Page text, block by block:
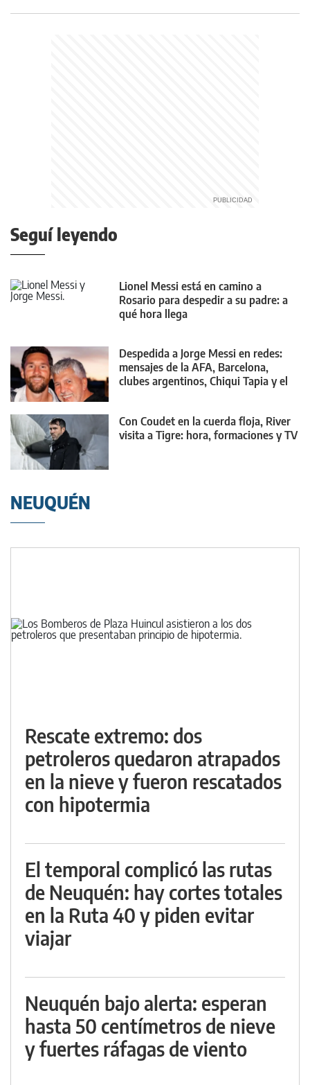
Seguí leyendo
Lionel Messi está en camino a
Rosario para despedir a su padre: a
qué hora llega
Despedida a Jorge Messi en redes:
mensajes de la AFA, Barcelona,
clubes argentinos, Chiqui Tapia y el
Con Coudet en la cuerda floja, River
visita a Tigre: hora, formaciones y TV
NEUQUÉN
Rescate extremo: dos
petroleros quedaron atrapados
en la nieve y fueron rescatados
con hipotermia
El temporal complicó las rutas
de Neuquén: hay cortes totales
en la Ruta 40 y piden evitar
viajar
Neuquén bajo alerta: esperan
hasta 50 centímetros de nieve
y fuertes ráfagas de viento